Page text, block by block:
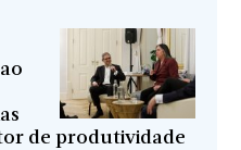
de produtividade